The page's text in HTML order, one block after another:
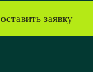
оставить заявку